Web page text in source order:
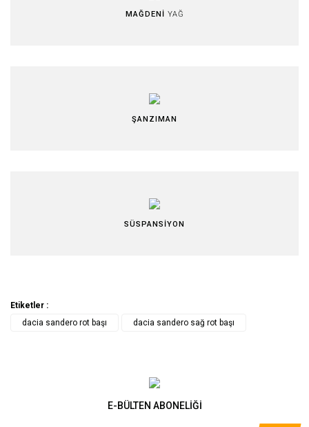
MAĞDENİ YAĞ
ŞANZIMAN
SÜSPANSİYON
Etiketler :
dacia sandero rot başı
dacia sandero sağ rot başı
E-BÜLTEN ABONELİĞİ